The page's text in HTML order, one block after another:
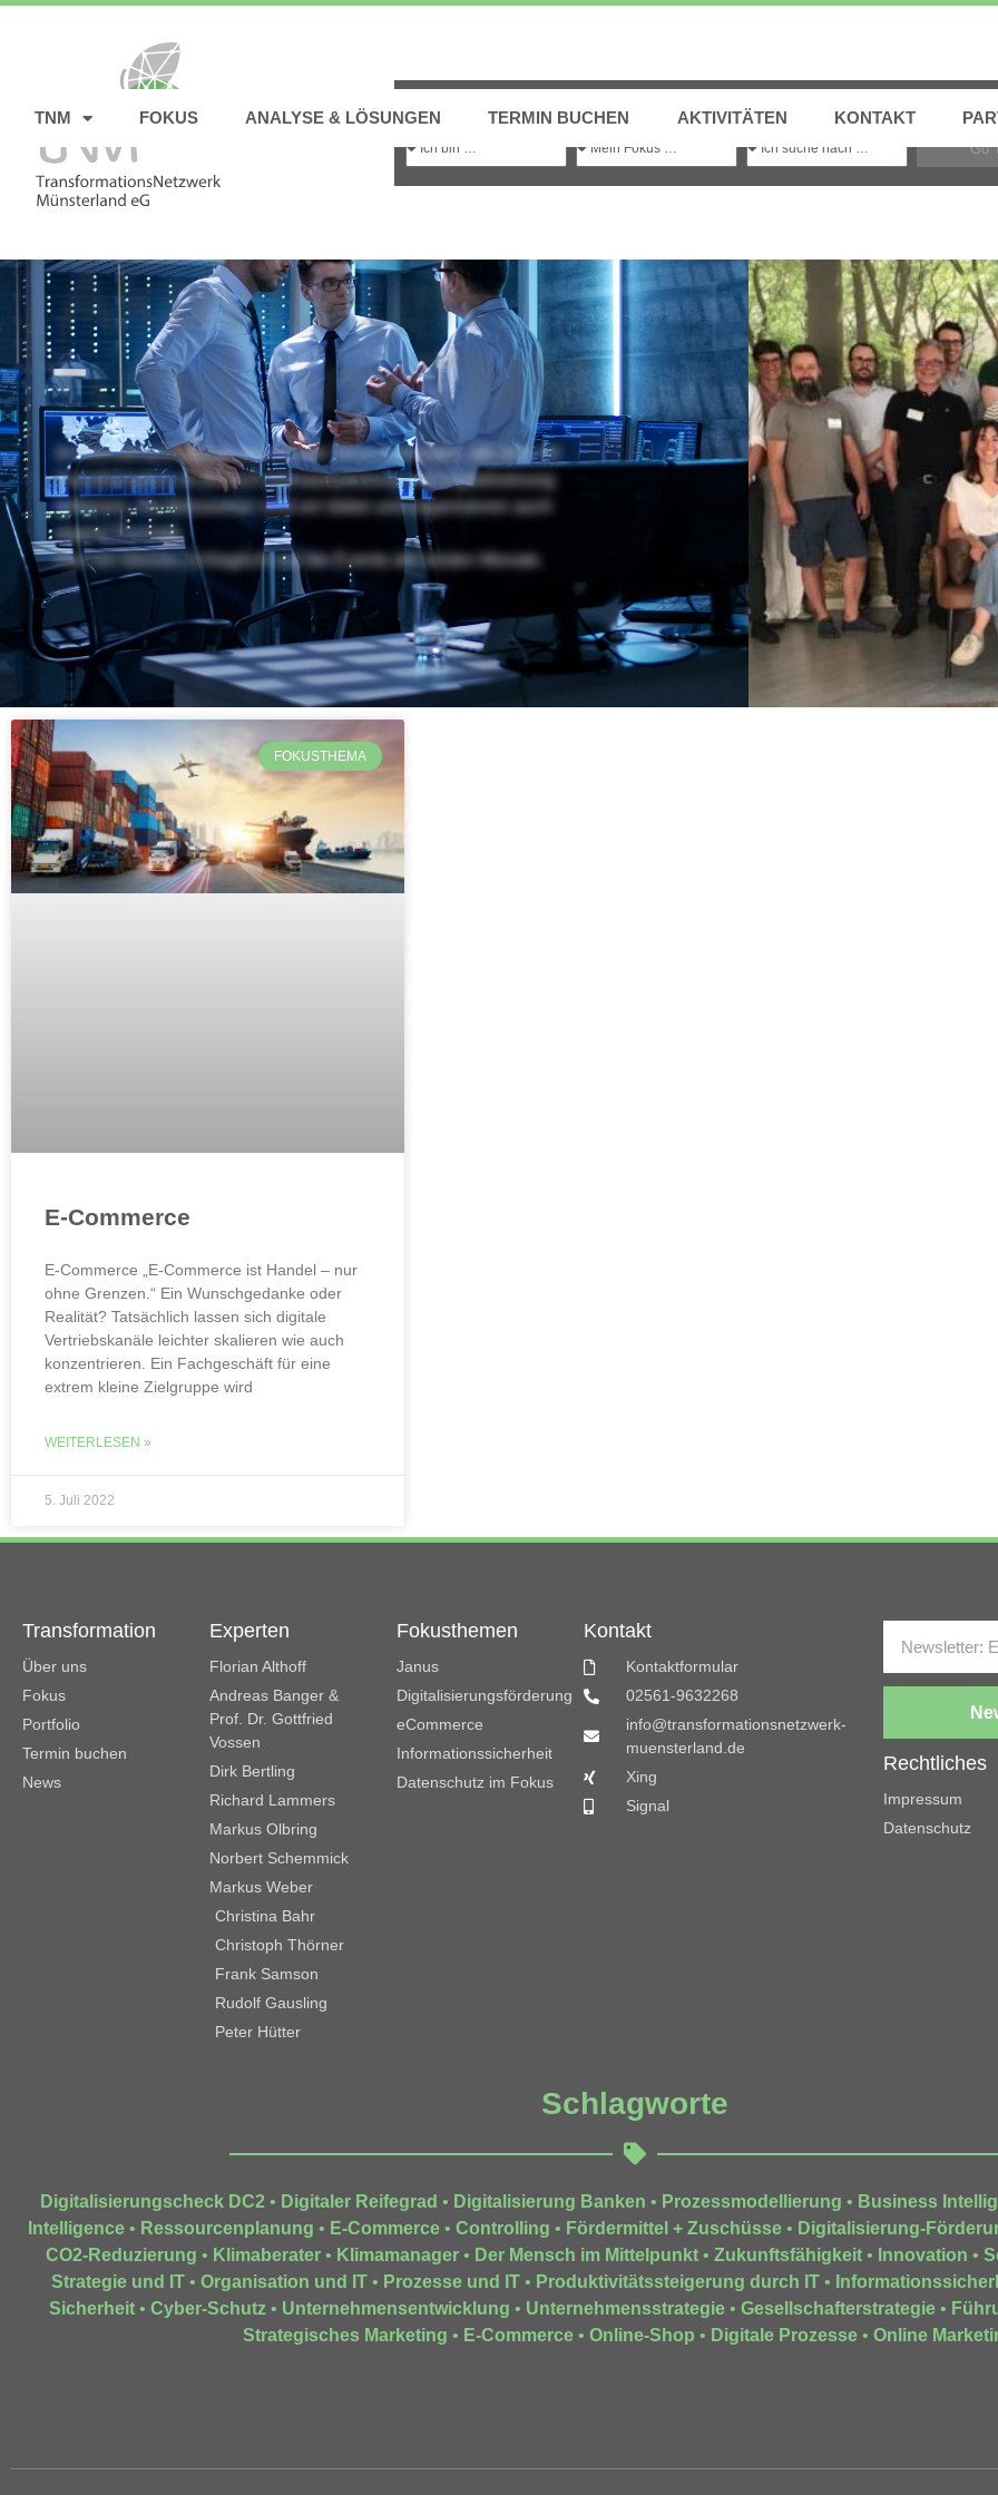
Go
TNM FOKUS ANALYSE & LÖSUNGEN TERMIN BUCHEN AKTIVITÄTEN KONTAKT
Aktivitäten
rund um TNM
Im Münsterland gibt es spannende Veranstaltungen, die sich mit
Transformation im Bereich Klimaanpassung und Digitalisierung
befassen. Als Netzwerker sind wir dabei und organisieren auch
eigene Formate.
Hier ein kleines Schlaglicht auf die Events der letzten Monate.
FOKUSTHEMA
E-Commerce
E-Commerce „E-Commerce ist Handel – nur
ohne Grenzen.“ Ein Wunschgedanke oder
Realität? Tatsächlich lassen sich digitale
Vertriebskanäle leichter skalieren wie auch
konzentrieren. Ein Fachgeschäft für eine
extrem kleine Zielgruppe wird
WEITERLESEN »
5. Juli 2022
Transformation
Über uns
Fokus
Portfolio
Termin buchen
News
Experten
Florian Althoff
Andreas Banger &
Prof. Dr. Gottfried
Vossen
Dirk Bertling
Richard Lammers
Markus Olbring
Norbert Schemmick
Markus Weber
Christina Bahr
Christoph Thörner
Frank Samson
Rudolf Gausling
Peter Hütter
Fokusthemen
Janus
Digitalisierungsförderung
eCommerce
Informationssicherheit
Datenschutz im Fokus
Kontakt
Kontaktformular
02561-9632268
info@transformationsnetzwerk-
muensterland.de
Xing
Signal
Rechtliches
Impressum
Datenschutz
Schlagworte
Digitalisierungscheck DC2• Digitaler Reifegrad • Digitalisierung Banken • Prozessmodellierung • Business
Intelligence• Ressourcenplanung • E-Commerce• Controlling • Fördermittel + Zuschüsse• Digitalisierung-
CO2-Reduzierung • Klimaberater• Klimamanager• Der Mensch im Mittelpunkt• Zukunftsfähigkeit• Innovation •
Strategie und IT• Organisation und IT• Prozesse und IT• Produktivitätssteigerung durch IT•
Sicherheit• Cyber-Schutz• Unternehmensentwicklung • Unternehmensstrategie• Gesellschafterstrategie•
Strategisches Marketing • E-Commerce • Online-Shop • Digitale Prozesse • Online